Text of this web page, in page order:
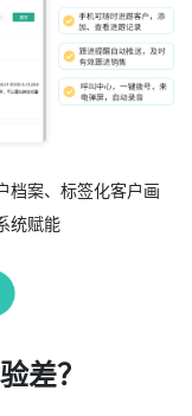
档案、标签化客户画
统赋能
差？